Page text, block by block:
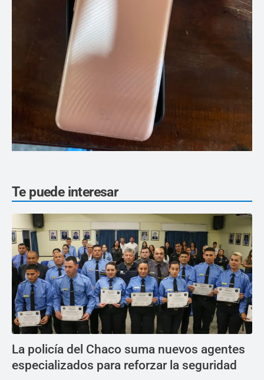
Te puede interesar
La policía del Chaco suma nuevos agentes
especializados para reforzar la seguridad